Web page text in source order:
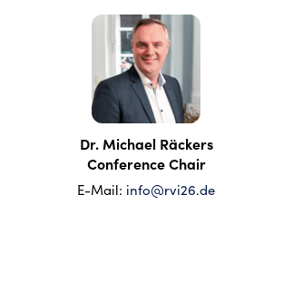
Dr. Michael Räckers
Conference Chair
E-Mail: info@rvi26.de